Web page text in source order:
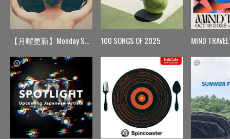
【月曜更新】Monday Spin 100 SONGS OF 2025 MIND TRAVEL